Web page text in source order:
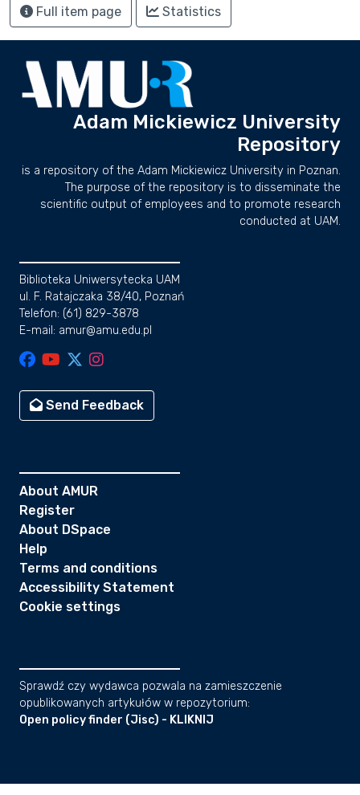
Full item page Statistics
Adam Mickiewicz University
Repository
is a repository of the Adam Mickiewicz University in Poznan.
The purpose of the repository is to disseminate the
scientific output of employees and to promote research
conducted at UAM.
Biblioteka Uniwersytecka UAM
ul. F. Ratajczaka 38/40, Poznań
Telefon: (61) 829-3878
E-mail: amur@amu.edu.pl
Send Feedback
About AMUR
Register
About DSpace
Help
Terms and conditions
Accessibility Statement
Cookie settings
Sprawdź czy wydawca pozwala na zamieszczenie
opublikowanych artykułów w repozytorium:
Open policy finder (Jisc) - KLIKNIJ